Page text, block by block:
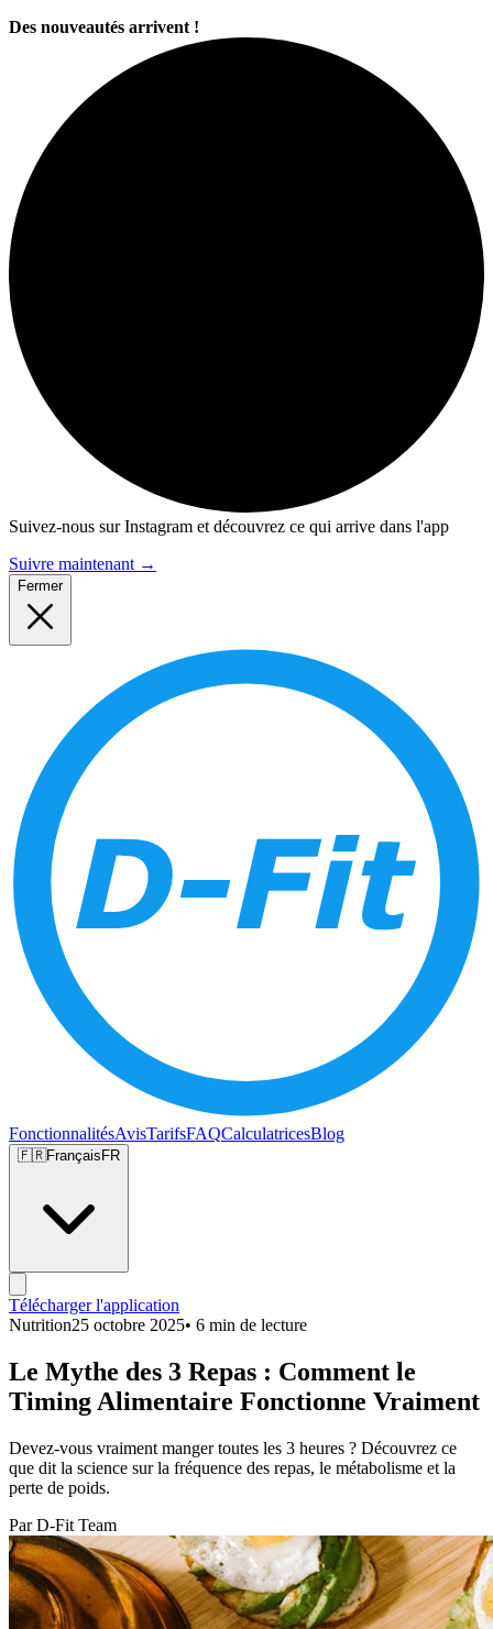
Des nouveautés arrivent !
Suivez-nous sur Instagram et découvrez ce qui arrive dans l'app
Suivre maintenant →
Fermer
FonctionnalitésAvisTarifsFAQCalculatricesBlog
🇫🇷FrançaisFR
Télécharger l'application
Nutrition25 octobre 2025• 6 min de lecture
Le Mythe des 3 Repas : Comment le
Timing Alimentaire Fonctionne Vraiment
Devez-vous vraiment manger toutes les 3 heures ? Découvrez ce
que dit la science sur la fréquence des repas, le métabolisme et la
perte de poids.
Par D-Fit Team